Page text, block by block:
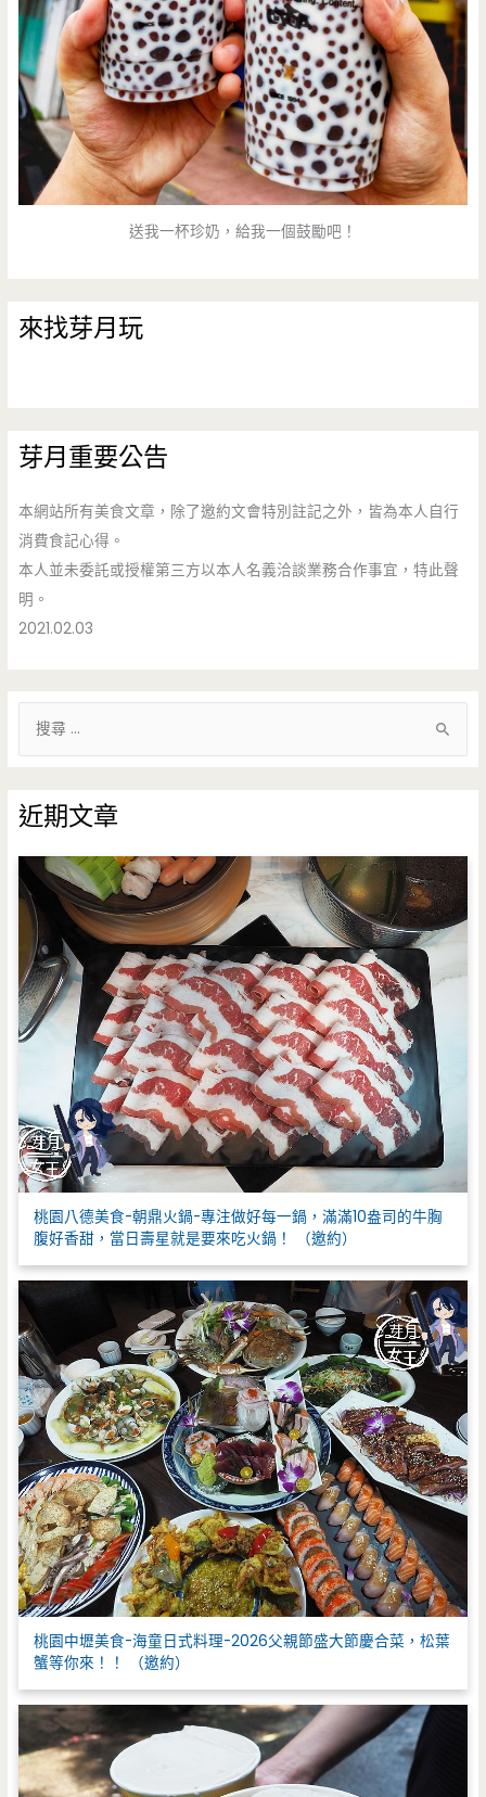
送我一杯珍奶，給我一個鼓勵吧！
來找芽月玩
芽月重要公告
本網站所有美食文章，除了邀約文會特別註記之外，皆為本人自行
消費食記心得。
本人並未委託或授權第三方以本人名義洽談業務合作事宜，特此聲
明。
2021.02.03
鍵
字
:
近期文章
桃園八德美食-朝鼎火鍋-專注做好每一鍋，滿滿10盎司的牛胸
腹好香甜，當日壽星就是要來吃火鍋！ （邀約）
桃園中壢美食-海童日式料理-2026父親節盛大節慶合菜，松葉
蟹等你來！！ （邀約）